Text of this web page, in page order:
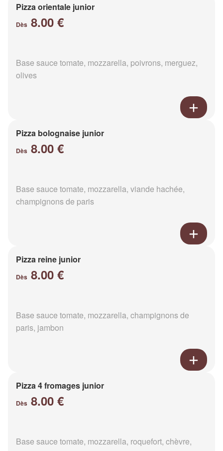
Pizza orientale junior
Dès 8.00 €
Base sauce tomate, mozzarella, poivrons, merguez,
olives
Pizza bolognaise junior
Dès 8.00 €
Base sauce tomate, mozzarella, viande hachée,
champignons de paris
Pizza reine junior
Dès 8.00 €
Base sauce tomate, mozzarella, champignons de
paris, jambon
Pizza 4 fromages junior
Dès 8.00 €
Base sauce tomate, mozzarella, roquefort, chèvre,